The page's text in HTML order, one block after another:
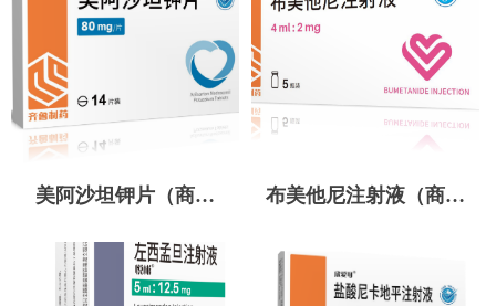
美阿沙坦钾片（商标
布美他尼注射液（商标